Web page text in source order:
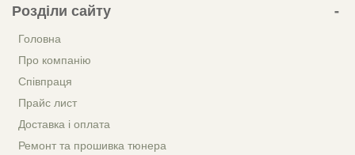
Розділи сайту
Головна
Про компанію
Співпраця
Прайс лист
Доставка і оплата
Ремонт та прошивка тюнера